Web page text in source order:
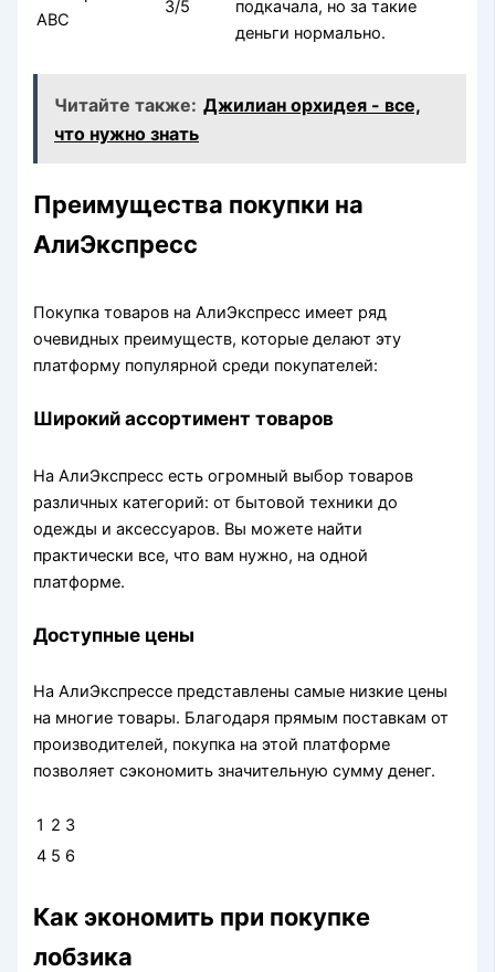
ABC
3/5
подкачала, но за такие
деньги нормально.
Читайте также: Джилиан орхидея - все,
что нужно знать
Преимущества покупки на
АлиЭкспресс
Покупка товаров на АлиЭкспресс имеет ряд
очевидных преимуществ, которые делают эту
платформу популярной среди покупателей:
Широкий ассортимент товаров
На АлиЭкспресс есть огромный выбор товаров
различных категорий: от бытовой техники до
одежды и аксессуаров. Вы можете найти
практически все, что вам нужно, на одной
платформе.
Доступные цены
На АлиЭкспрессе представлены самые низкие цены
на многие товары. Благодаря прямым поставкам от
производителей, покупка на этой платформе
позволяет сэкономить значительную сумму денег.
1 2 3
4 5 6
Как экономить при покупке
лобзика